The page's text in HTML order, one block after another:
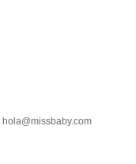
hola@missbaby.com